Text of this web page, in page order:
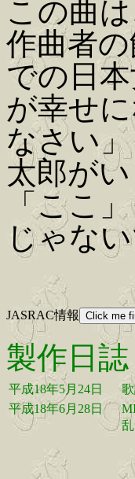
この曲
作曲者
での日
が幸せ
なさい
太郎が
「ここ
じゃな
JASRAC情報
製作日誌
平成18年5月24日
平成18年6月28日